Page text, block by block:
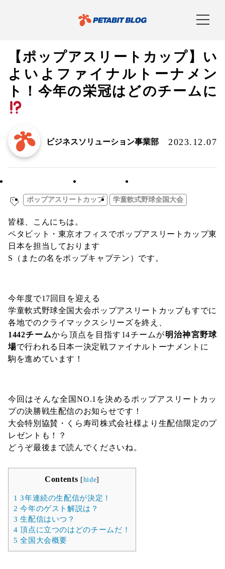
【ポップアスリートカップ】い
よいよファイナルトーナメン
ト！今年の栄冠はどのチームに
ビジネスソリューション事業部 2023.12.07
お知らせ／リリース 社内イベント
ポップアスリートカップ 学童軟式野球全国大会
皆様、こんにちは。
ペタビット・東京オフィスでポップアスリートカップ東
日本を担当しております
S（またの名をポップキャプテン）です。
今年度で17回目を迎える
学童軟式野球全国大会ポップアスリートカップもすでに
各地でのクライマックスシリーズを終え、
1442チームから頂点を目指す14チームが明治神宮野球
場で行われる日本一決定戦ファイナルトーナメントに
駒を進めています！
今回はそんな全国NO.1を決めるポップアスリートカッ
プの決勝戦生配信のお知らせです！
大会特別協賛・くら寿司株式会社様より生配信限定のプ
レゼントも！？
どうぞ最後まで読んでくださいね。
Contents [hide]
1 3年連続の生配信が決定！
2 今年のゲスト解説は？
3 生配信はいつ？
4 頂点に立つのはどのチームだ！
5 全国大会概要